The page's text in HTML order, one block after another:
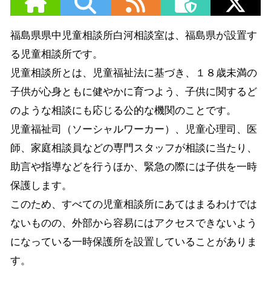
福島県県中児童相談所白河相談室は、福島県が設置す
る児童相談所です。
児童相談所とは、児童福祉法に基づき、１８歳未満の
子供が心身ともに健やかに育つよう、子供に関するど
のような相談にも応じる公的な機関のことです。
児童福祉司（ソーシャルワーカー）、児童心理司、医
師、家庭相談員などの専門スタッフが相談に当たり、
助言や指導などを行うほか、緊急の際には子供を一時
保護します。
このため、すべての児童相談所にあてはまるわけでは
ないものの、外部から容易にはアクセスできないよう
になっている一時保護所を設置していることがありま
す。